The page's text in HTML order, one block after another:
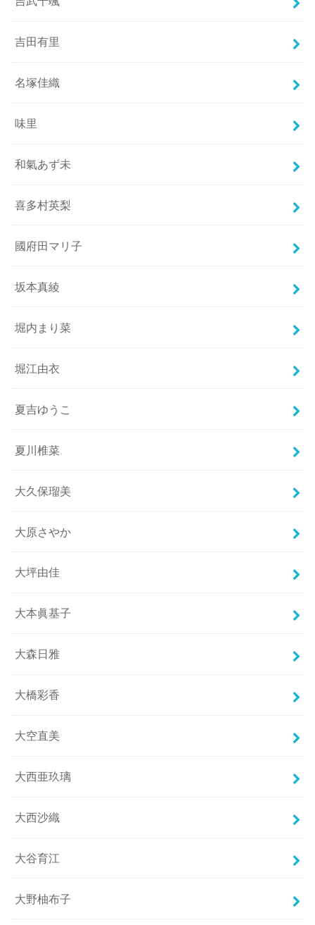
吉田有里
名塚佳織
味里
和氣あず未
喜多村英梨
國府田マリ子
坂本真綾
堀内まり菜
堀江由衣
夏吉ゆうこ
夏川椎菜
大久保瑠美
大原さやか
大坪由佳
大本眞基子
大森日雅
大橋彩香
大空直美
大西亜玖璃
大西沙織
大谷育江
大野柚布子